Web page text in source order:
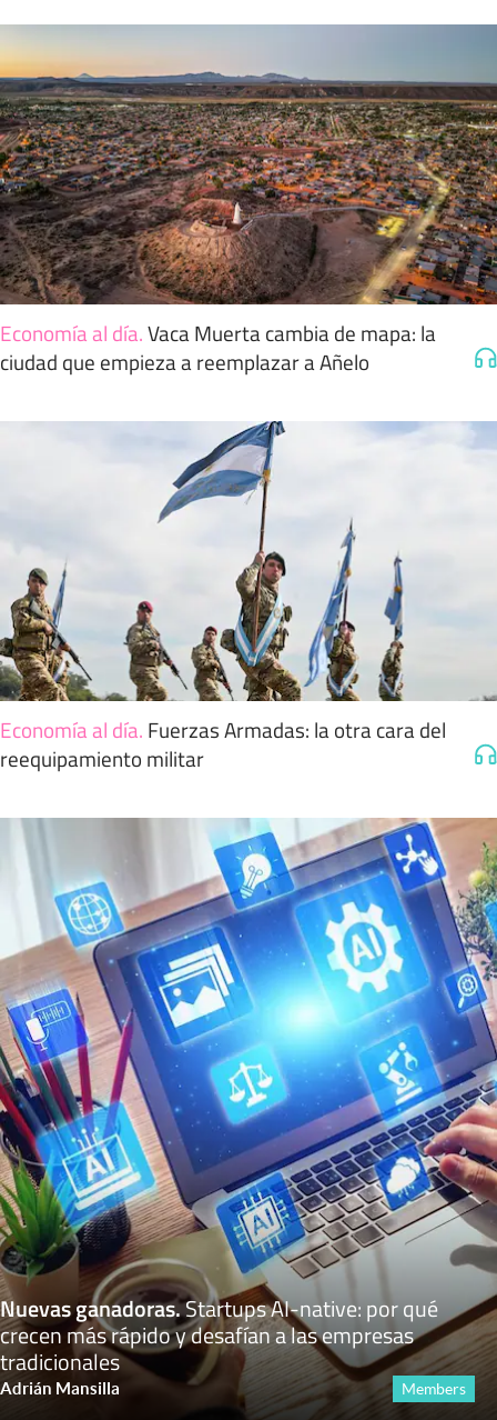
Economía al día.Vaca Muerta cambia de mapa: la
ciudad que empieza a reemplazar a Añelo
Economía al día. Fuerzas Armadas: la otra cara del
reequipamiento militar
Nuevas ganadoras.Startups AI-native: por qué
crecen más rápido y desafían a las empresas
tradicionales
Adrián Mansilla Members